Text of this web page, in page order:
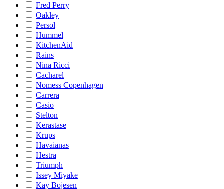
Fred Perry
Oakley
Persol
Hummel
KitchenAid
Rains
Nina Ricci
Cacharel
Nomess Copenhagen
Carrera
Casio
Stelton
Kerastase
Krups
Havaianas
Hestra
Triumph
Issey Miyake
Kay Bojesen